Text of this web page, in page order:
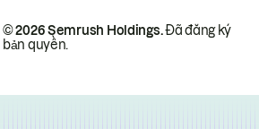
© 2026 Semrush Holdings.Đã đăng ký
bản quyền.